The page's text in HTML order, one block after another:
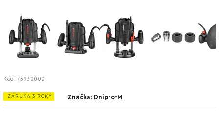
Kód: 46930000
ZÁRUKA 3 ROKY Značka: Dnipro-M